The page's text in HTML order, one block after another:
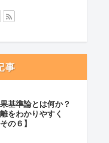
事
基準論とは何か？
をわかりやすく
の６】